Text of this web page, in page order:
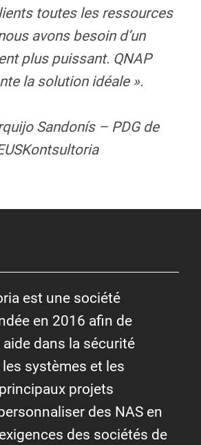
toutes les ressources
avons besoin d’un
plus puissant. QNAP
la solution idéale ».
Sandonís – PDG de
est une société
en 2016 afin de
dans la sécurité
systèmes et les
projets
des NAS en
des sociétés de